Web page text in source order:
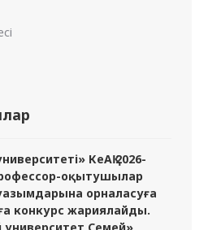
КеАҚ 2026-
оқытушылар
орналасуға
конкурс жариялайды.